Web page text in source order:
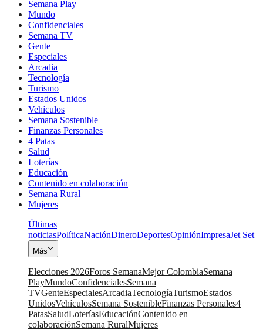
Semana Play
Mundo
Confidenciales
Semana TV
Gente
Especiales
Arcadia
Tecnología
Turismo
Estados Unidos
Vehículos
Semana Sostenible
Finanzas Personales
4 Patas
Salud
Loterías
Educación
Contenido en colaboración
Semana Rural
Mujeres
Últimas
noticiasPolíticaNaciónDineroDeportesOpiniónImpresaJet Set
Más
Elecciones 2026Foros SemanaMejor ColombiaSemana
PlayMundoConfidencialesSemana
TVGenteEspecialesArcadiaTecnologíaTurismoEstados
UnidosVehículosSemana SostenibleFinanzas Personales4
PatasSaludLoteríasEducaciónContenido en
colaboraciónSemana RuralMujeres